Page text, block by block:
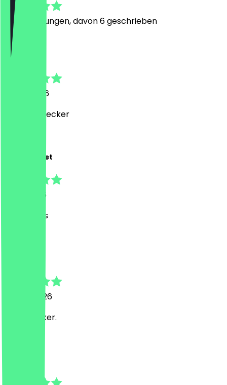
20Bewertungen, davon 6 geschrieben
Patrick
16. Juli 2026
Sehr sehr lecker
Kanwal Preet
8. Juli 2026
Nice wraps
17. Juni 2026
Heftig lecker.